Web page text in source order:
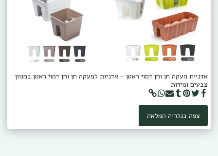
אדניות מעקה חן וחן דמוי ראטן - אדניות למעקה חן וחן דמוי ראטן במגוון
צבעים ומידות
צפה בגלריה המלאה